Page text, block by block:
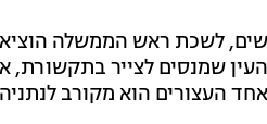
לשכת ראש הממשלה
שמנסים לצייר
העצורים הוא מקורב